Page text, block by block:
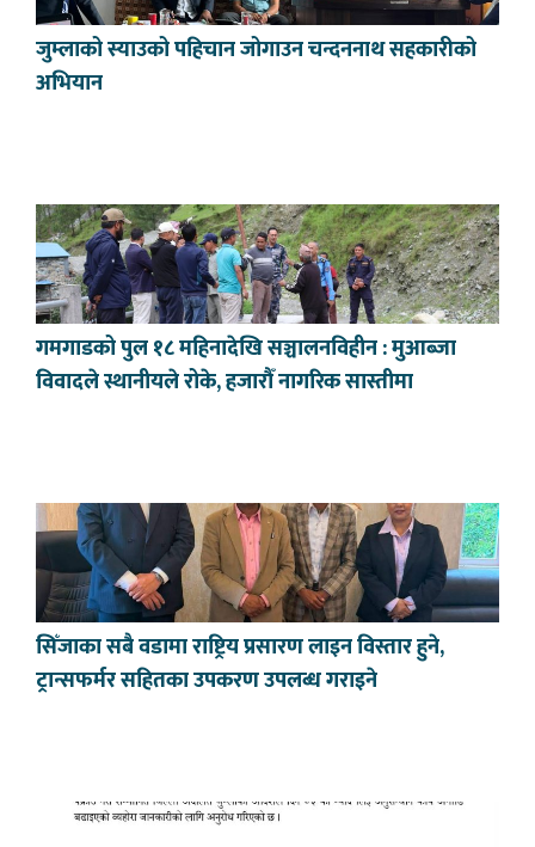
जुम्लाको स्याउको पहिचान जोगाउन चन्दननाथ सहकारीको
अभियान
गमगाडको पुल १८ महिनादेखि सञ्चालनविहीन : मुआब्जा
विवादले स्थानीयले रोके, हजारौँ नागरिक सास्तीमा
सिँजाका सबै वडामा राष्ट्रिय प्रसारण लाइन विस्तार हुने,
ट्रान्सफर्मर सहितका उपकरण उपलब्ध गराइने